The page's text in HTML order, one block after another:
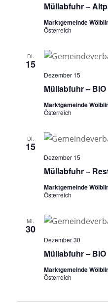
Müllabfuhr –
Marktgemeinde
Österreich
DI.
15
Müllabfuhr – BIO
Dezember 15
Marktgemeinde
Österreich
DI.
15
Müllabfuhr –
Dezember 15
Marktgemeinde
Österreich
MI.
30
Müllabfuhr – BIO
Dezember 30
Marktgemeinde
Österreich